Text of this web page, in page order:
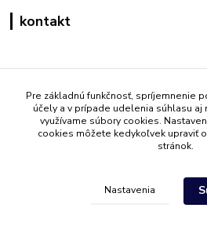
kontakt
+421 908 861 051
(Po - Pia 7:30-15:30)
info@mati.sk
Pre základnú funkčnosť, spríjemnenie
účely a v prípade udelenia súhlasu aj
využívame súbory cookies.
cookies môžete kedykoľvek upraviť
stránok.
Nastavenia